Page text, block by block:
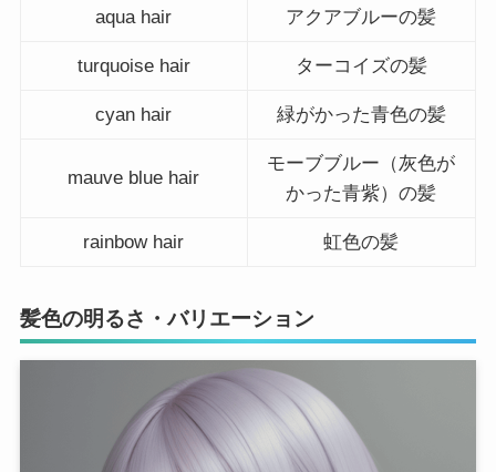
aqua hair アクアブルーの髪
turquoise hair ターコイズの髪
cyan hair 緑がかった青色の髪
mauve blue hair
モーブブルー（灰色が
かった青紫）の髪
rainbow hair 虹色の髪
髪色の明るさ・バリエーション